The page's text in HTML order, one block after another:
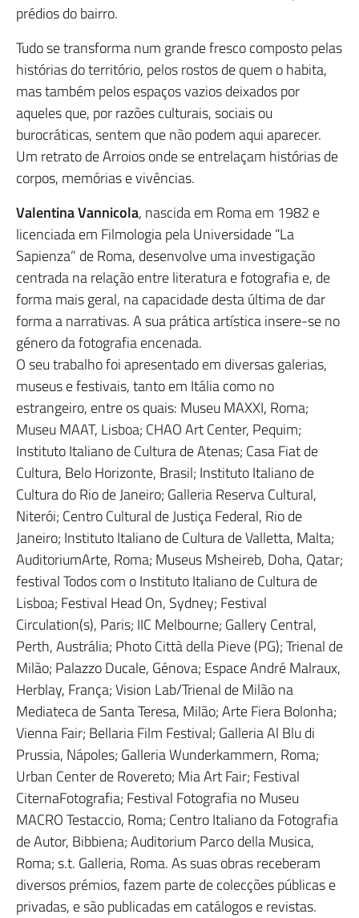
prédios do bairro.
Tudo se transforma num grande fresco composto pelas
histórias do território, pelos rostos de quem o habita,
mas também pelos espaços vazios deixados por
aqueles que, por razões culturais, sociais ou
burocráticas, sentem que não podem aqui aparecer.
Um retrato de Arroios onde se entrelaçam histórias de
corpos, memórias e vivências.
Valentina Vannicola, nascida em Roma em 1982 e
licenciada em Filmologia pela Universidade “La
Sapienza” de Roma, desenvolve uma investigação
centrada na relação entre literatura e fotografia e, de
forma mais geral, na capacidade desta última de dar
forma a narrativas. A sua prática artística insere-se no
género da fotografia encenada.
O seu trabalho foi apresentado em diversas galerias,
museus e festivais, tanto em Itália como no
estrangeiro, entre os quais: Museu MAXXI, Roma;
Museu MAAT, Lisboa; CHAO Art Center, Pequim;
Instituto Italiano de Cultura de Atenas; Casa Fiat de
Cultura, Belo Horizonte, Brasil; Instituto Italiano de
Cultura do Rio de Janeiro; Galleria Reserva Cultural,
Niterói; Centro Cultural de Justiça Federal, Rio de
Janeiro; Instituto Italiano de Cultura de Valletta, Malta;
AuditoriumArte, Roma; Museus Msheireb, Doha, Qatar;
festival Todos com o Instituto Italiano de Cultura de
Lisboa; Festival Head On, Sydney; Festival
Circulation(s), Paris; IIC Melbourne; Gallery Central,
Perth, Austrália; Photo Città della Pieve (PG); Trienal de
Milão; Palazzo Ducale, Génova; Espace André Malraux,
Herblay, França; Vision Lab/Trienal de Milão na
Mediateca de Santa Teresa, Milão; Arte Fiera Bolonha;
Vienna Fair; Bellaria Film Festival; Galleria Al Blu di
Prussia, Nápoles; Galleria Wunderkammern, Roma;
Urban Center de Rovereto; Mia Art Fair; Festival
CiternaFotografia; Festival Fotografia no Museu
MACRO Testaccio, Roma; Centro Italiano da Fotografia
de Autor, Bibbiena; Auditorium Parco della Musica,
Roma; s.t. Galleria, Roma. As suas obras receberam
diversos prémios, fazem parte de colecções públicas e
privadas, e são publicadas em catálogos e revistas.